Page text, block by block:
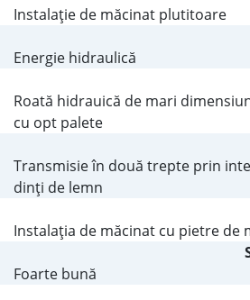
Instalaţie de măcinat plutitoare
Energie hidraulică
Roată hidrauică de mari
cu opt palete
Transmisie în două trepte prin
dinţi de lemn
Instalaţia de măcinat cu pietre de
Foarte bună